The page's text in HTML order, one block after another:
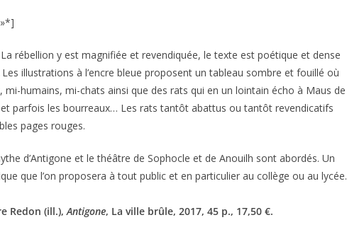
rébellion y est magnifiée et revendiquée, le texte est poétique et dense
illustrations à l’encre bleue proposent un tableau sombre et fouillé où
humains, mi-chats ainsi que des rats qui en un lointain écho à Maus de
parfois les bourreaux… Les rats tantôt abattus ou tantôt revendicatifs
pages rouges.
d’Antigone et le théâtre de Sophocle et de Anouilh sont abordés. Un
que l’on proposera à tout public et en particulier au collège ou au lycée.
Redon (ill.),Antigone, La ville brûle, 2017, 45 p., 17,50 €.